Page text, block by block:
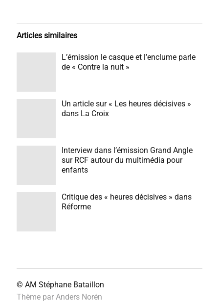
Articles similaires
L’émission le casque et l’enclume parle
de « Contre la nuit »
Un article sur « Les heures décisives »
dans La Croix
Interview dans l’émission Grand Angle
sur RCF autour du multimédia pour
enfants
Critique des « heures décisives » dans
Réforme
© AM Stéphane Bataillon
Thème par Anders Norén